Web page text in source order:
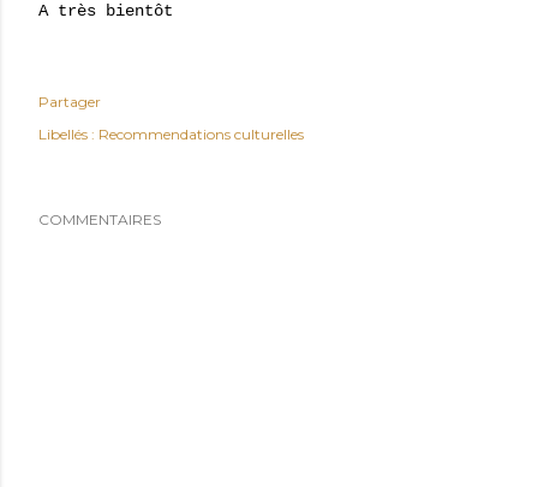
A très bientôt
Partager
Libellés : Recommendations culturelles
COMMENTAIRES